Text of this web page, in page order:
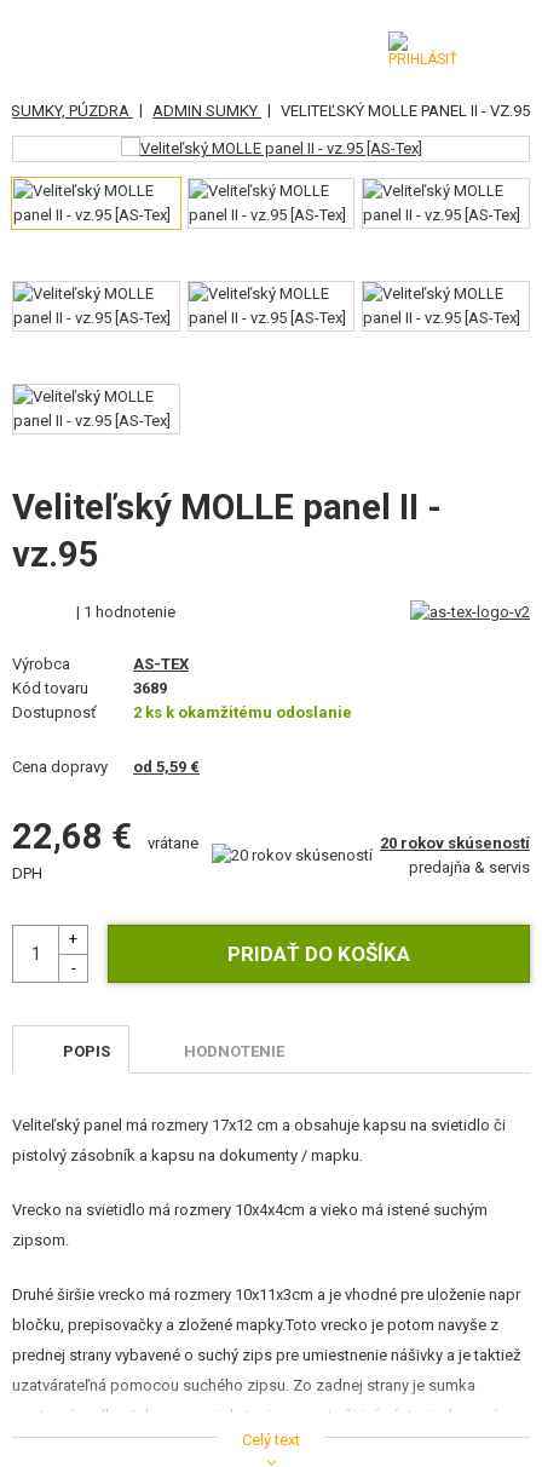
KATEGÓRIE
AIRSOFTOVÉ ZBRANE
VZDUCHOVÉ ZBRANE, PRAKY
GRANÁTOMETY, GRANÁTY
GULIČKY, PLYN
AKUMULÁTORY, NABÍJAČKY
OKULIARE, MASKY
VÝSTROJ, UNIFORMY, PÚZDRA
MASKOVANIE, FARBY, PÁSKY
VYSIELAČKY, HEADSETY, KAMERY
DOPLNKY K ZBRANIAM, POPRUHY
NÁHRADNÉ DIELY ZBRANÍ, UPGRADE
SERVIS A ÚDRŽBA ZBRANÍ
SEBAOBRANA, VÝCVIK, NOŽE
TERČE, STRELNICE
OUTDOOR A BUSHCRAFT
JEDLO
REKLAMNÉ PREDMETY
POŠKODENÝ, POUŽITÝ TOVAR
ZĽAVY, AKCIE
KONTAKT
SUMKY, PÚZDRA | ADMIN SUMKY | VELITEĽSKÝ MOLLE PANEL II - VZ.95
Veliteľský MOLLE panel II -
vz.95
| 1 hodnotenie
Výrobca
AS-TEX
Kód tovaru
3689
Dostupnosť
2 ks k okamžitému odoslanie
Cena dopravy od 5,59 €
22,68 €
vrátane
DPH
20 rokov skúseností
predajňa & servis
POPIS HODNOTENIE
Veliteľský panel má rozmery 17x12 cm a obsahuje kapsu na svietidlo či
pistolvý zásobník a kapsu na dokumenty / mapku.
Vrecko na svietidlo má rozmery 10x4x4cm a vieko má istené suchým
zipsom.
Druhé širšie vrecko má rozmery 10x11x3cm a je vhodné pre uloženie napr
bločku, prepisovačky a zložené mapky.Toto vrecko je potom navyše z
prednej strany vybavené o suchý zips pre umiestnenie nášivky a je taktiež
uzatvárateľná pomocou suchého zipsu. Zo zadnej strany je sumka
opatrená molle väzbou pre prichytenie na vestu či inú výstroj vybavenú
Celý text